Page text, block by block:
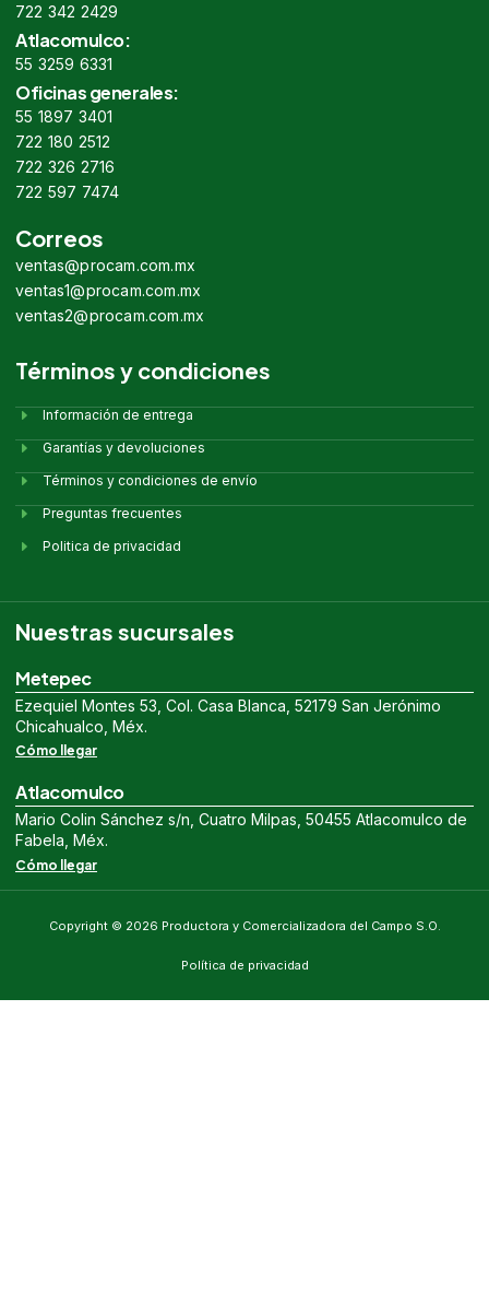
722 342 2429
Atlacomulco:
55 3259 6331
Oficinas generales:
55 1897 3401
722 180 2512
722 326 2716
722 597 7474
Correos
ventas@procam.com.mx
ventas1@procam.com.mx
ventas2@procam.com.mx
Términos y condiciones
Información de entrega
Garantías y devoluciones
Términos y condiciones de envío
Preguntas frecuentes
Politica de privacidad
Nuestras sucursales
Metepec
Ezequiel Montes 53, Col. Casa Blanca, 52179 San Jerónimo
Chicahualco, Méx.
Cómo llegar
Atlacomulco
Mario Colin Sánchez s/n, Cuatro Milpas, 50455 Atlacomulco de
Fabela, Méx.
Cómo llegar
Copyright © 2026 Productora y Comercializadora del Campo S.O.
Política de privacidad